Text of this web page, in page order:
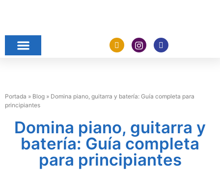
Portada » Blog » Domina piano, guitarra y batería: Guía completa para
principiantes
Domina piano, guitarra y
batería: Guía completa
para principiantes